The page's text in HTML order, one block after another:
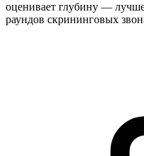
оценивает глубину —
раундов скрининговых